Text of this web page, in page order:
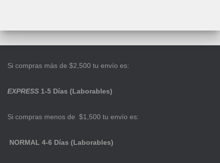
Si compras más de $2,500 tu envío es:
EXPRESS 1-5 Días (Laborables)
Si compras menos de $1,500 tu envío es:
NORMAL 4-6 Días (Laborables)